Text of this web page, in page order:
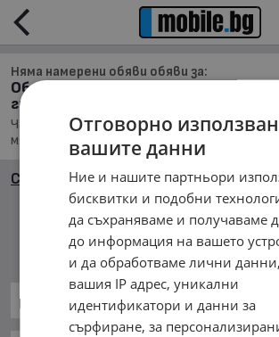
Няма намерени обяви обяви за:
Обяви за Части за Строителна
гр. Елена
Части, Намира се в обл. Велико Търново,
място гр. Елена, Подредени по: Най-новите
Сортиране
Няма намерени обяви
Части за Индустриални
Отговорно
вашите данни
Ние и нашите партньори
бисквитки и подобни
да съхраняваме и получаваме
до информация на вашето
и да обработваме лични
вашия IP адрес, уникални
идентификатори и данни за
сърфиране, за